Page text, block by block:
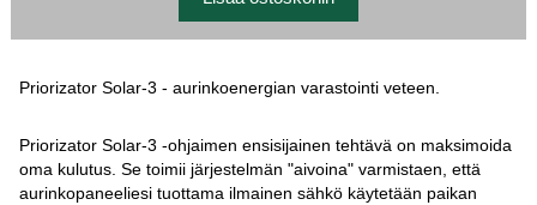
Priorizator Solar-3 - aurinkoenergian varastointi veteen.
Priorizator Solar-3 -ohjaimen ensisijainen tehtävä on maksimoida
oma kulutus. Se toimii järjestelmän "aivoina" varmistaen, että
aurinkopaneeliesi tuottama ilmainen sähkö käytetään paikan